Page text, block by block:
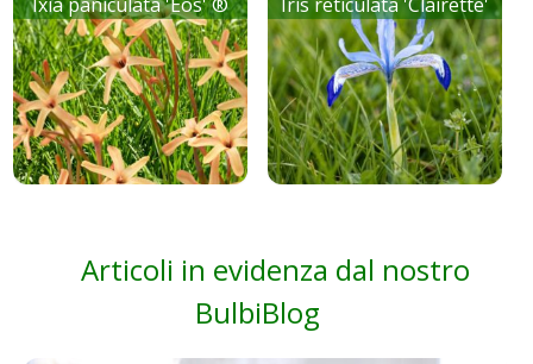
Articoli in evidenza dal nostro
BulbiBlog